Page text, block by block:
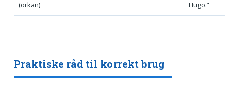
(orkan)
Hugo.”
Praktiske råd til korrekt brug